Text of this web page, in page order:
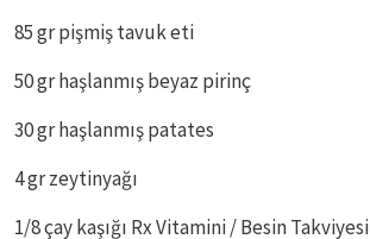
85 gr pişmiş tavuk eti
50 gr haşlanmış beyaz pirinç
30 gr haşlanmış patates
4 gr zeytinyağı
1/8 çay kaşığı Rx Vitamini / Besin Takviyesi